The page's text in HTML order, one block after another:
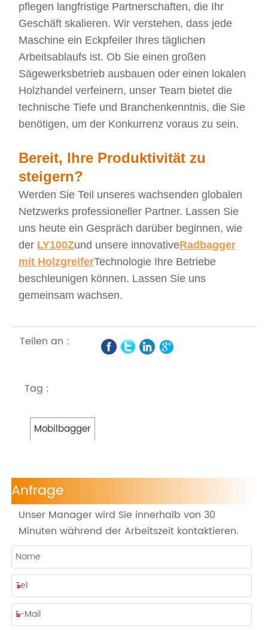
pflegen langfristige Partnerschaften, die Ihr
Geschäft skalieren. Wir verstehen, dass jede
Maschine ein Eckpfeiler Ihres täglichen
Arbeitsablaufs ist. Ob Sie einen großen
Sägewerksbetrieb ausbauen oder einen lokalen
Holzhandel verfeinern, unser Team bietet die
technische Tiefe und Branchenkenntnis, die Sie
benötigen, um der Konkurrenz voraus zu sein.
Bereit, Ihre Produktivität zu
steigern?
Werden Sie Teil unseres wachsenden globalen
Netzwerks professioneller Partner. Lassen Sie
uns heute ein Gespräch darüber beginnen, wie
der LY100Zund unsere innovativeRadbagger
mit HolzgreiferTechnologie Ihre Betriebe
beschleunigen können. Lassen Sie uns
gemeinsam wachsen.
Teilen an :
Tag :
Mobilbagger
Anfrage
Unser Manager wird Sie innerhalb von 30
Minuten während der Arbeitszeit kontaktieren.